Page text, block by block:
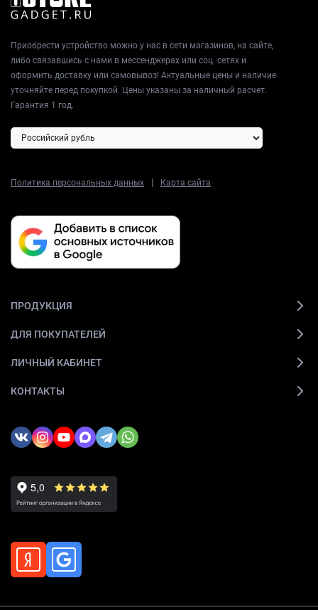
Приобрести устройство можно у нас в сети магазинов, на сайте,
либо связавшись с нами в мессенджерах или соц. сетях и
оформить доставку или самовывоз! Актуальные цены и наличие
уточняйте перед покупкой. Цены указаны за наличный расчет.
Гарантия 1 год.
Политика персональных данных | Карта сайта
ПРОДУКЦИЯ
ДЛЯ ПОКУПАТЕЛЕЙ
ЛИЧНЫЙ КАБИНЕТ
КОНТАКТЫ